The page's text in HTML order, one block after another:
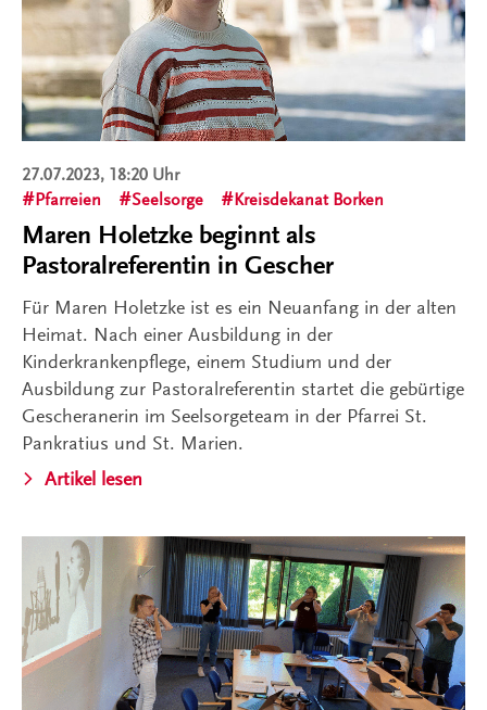
27.07.2023, 18:20 Uhr
Pfarreien
Seelsorge Kreisdekanat Borken
Maren Holetzke beginnt als
Pastoralreferentin in Gescher
Für Maren Holetzke ist es ein Neuanfang in der alten
Heimat. Nach einer Ausbildung in der
Kinderkrankenpflege, einem Studium und der
Ausbildung zur Pastoralreferentin startet die gebürtige
Gescheranerin im Seelsorgeteam in der Pfarrei St.
Pankratius und St. Marien.
Artikel lesen